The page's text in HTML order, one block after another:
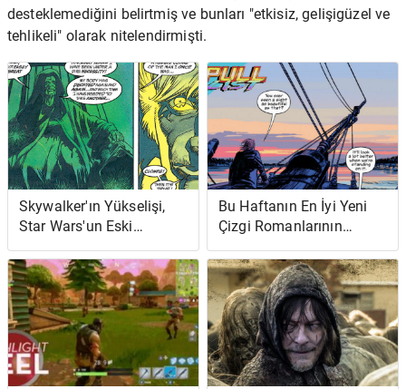
desteklemediğini belirtmiş ve bunları "etkisiz, gelişigüzel ve
tehlikeli" olarak nitelendirmişti.
Skywalker'ın Yükselişi,
Star Wars'un Eski
Genişletilmiş Evreninin
Bir Kutlaması - ve En
Büyük Reddi
Bu Haftanın En İyi Yeni
Çizgi Romanlarının
Kahramanları Cevaplar
Arıyor ... ve Denizde
İntikam